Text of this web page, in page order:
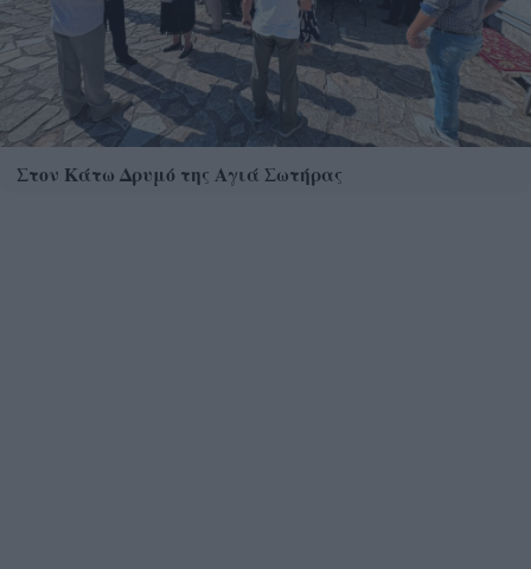
Στον Κάτω Δρυμό της Αγιά Σωτήρας